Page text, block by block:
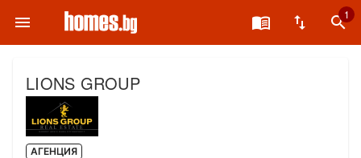
menu menu_book swap_vert search1
LIONS GROUP
АГЕНЦИЯ